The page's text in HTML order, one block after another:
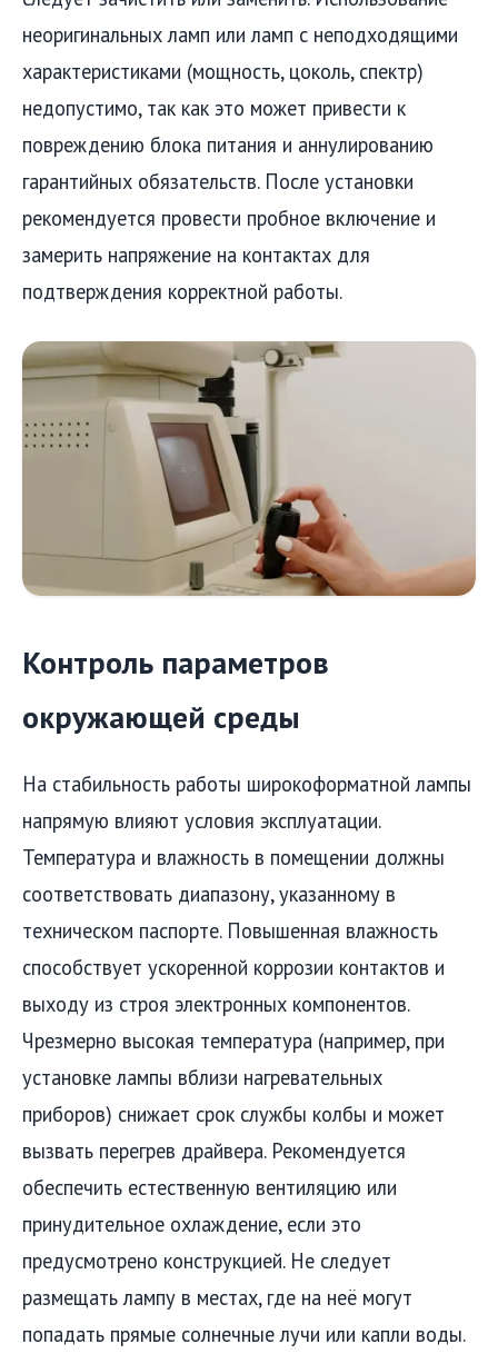
неоригинальных ламп или ламп с неподходящими
характеристиками (мощность, цоколь, спектр)
недопустимо, так как это может привести к
повреждению блока питания и аннулированию
гарантийных обязательств. После установки
рекомендуется провести пробное включение и
замерить напряжение на контактах для
подтверждения корректной работы.
Контроль параметров
окружающей среды
На стабильность работы широкоформатной лампы
напрямую влияют условия эксплуатации.
Температура и влажность в помещении должны
соответствовать диапазону, указанному в
техническом паспорте. Повышенная влажность
способствует ускоренной коррозии контактов и
выходу из строя электронных компонентов.
Чрезмерно высокая температура (например, при
установке лампы вблизи нагревательных
приборов) снижает срок службы колбы и может
вызвать перегрев драйвера. Рекомендуется
обеспечить естественную вентиляцию или
принудительное охлаждение, если это
предусмотрено конструкцией. Не следует
размещать лампу в местах, где на неё могут
попадать прямые солнечные лучи или капли воды.